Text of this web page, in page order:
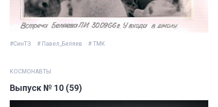
#СинТЗ # Павел_Беляев # ТМК
КОСМОНАВТЫ
Выпуск № 10 (59)